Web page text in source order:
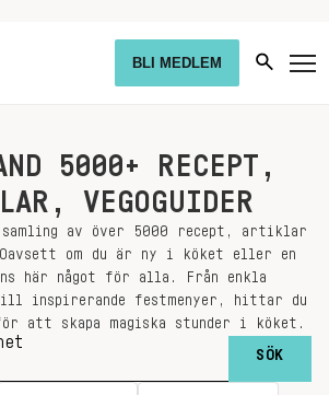
BLI MEDLEM
5000+ RECEPT,
VEGOGUIDER
av över 5000 recept, artiklar
Oavsett om du är ny i köket eller en
här något för alla. Från enkla
inspirerande festmenyer, hittar du
att skapa magiska stunder i köket.